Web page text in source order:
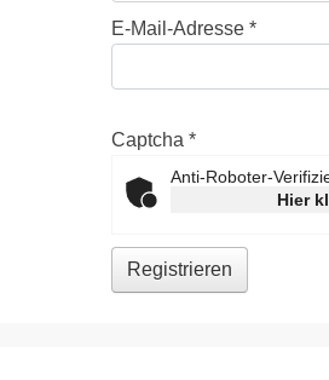
E-Mail-Adresse *
Captcha *
Anti-Roboter-
Hier
Registrieren